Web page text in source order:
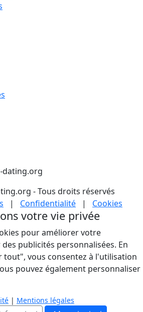
dating.org
- Tous droits réservés
| Confidentialité | Cookies
votre vie privée
pour améliorer votre
publicités personnalisées. En
tout", vous consentez à l'utilisation
pouvez également personnaliser
| Mentions légales